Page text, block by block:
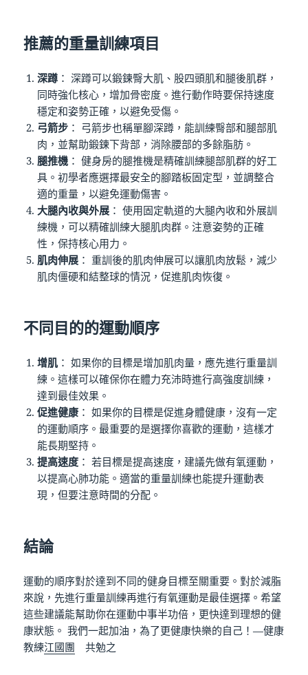
推薦的重量訓練項目
深蹲 ： 深蹲可以鍛鍊臀大肌、股四頭肌和腿後肌群，
同時強化核心，增加骨密度。進行動作時要保持速度
穩定和姿勢正確，以避免受傷。
弓箭步 ： 弓箭步也稱單腳深蹲，能訓練臀部和腿部肌
肉，並幫助鍛鍊下背部，消除腰部的多餘脂肪。
腿推機 ： 健身房的腿推機是精確訓練腿部肌群的好工
具。初學者應選擇最安全的腳踏板固定型，並調整合
適的重量，以避免運動傷害。
大腿內收與外展 ： 使用固定軌道的大腿內收和外展訓
練機，可以精確訓練大腿肌肉群。注意姿勢的正確
性，保持核心用力。
肌肉伸展 ： 重訓後的肌肉伸展可以讓肌肉放鬆，減少
肌肉僵硬和結整球的情況，促進肌肉恢復。
不同目的的運動順序
增肌 ： 如果你的目標是增加肌肉量，應先進行重量訓
練。這樣可以確保你在體力充沛時進行高強度訓練，
達到最佳效果。
促進健康 ： 如果你的目標是促進身體健康，沒有一定
的運動順序。最重要的是選擇你喜歡的運動，這樣才
能長期堅持。
提高速度 ： 若目標是提高速度，建議先做有氧運動，
以提高心肺功能。適當的重量訓練也能提升運動表
現，但要注意時間的分配。
結論
運動的順序對於達到不同的健身目標至關重要。對於減脂
來說，先進行重量訓練再進行有氧運動是最佳選擇。希望
這些建議能幫助你在運動中事半功倍，更快達到理想的健
康狀態。 我們一起加油，為了更健康快樂的自己！—健康
教練江國團 共勉之